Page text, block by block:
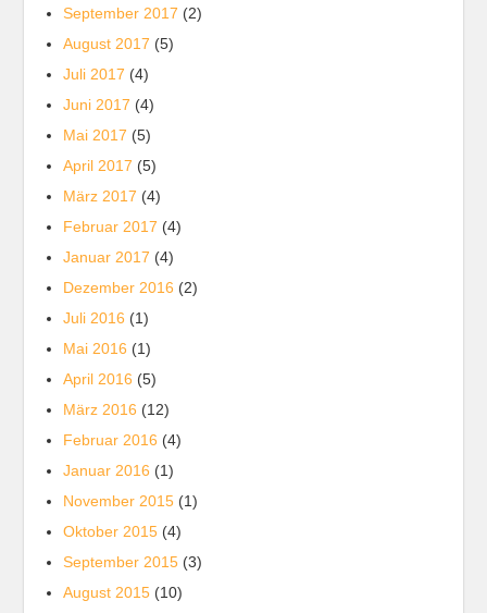
September 2017 (2)
August 2017 (5)
Juli 2017 (4)
Juni 2017 (4)
Mai 2017 (5)
April 2017 (5)
März 2017 (4)
Februar 2017 (4)
Januar 2017 (4)
Dezember 2016 (2)
Juli 2016 (1)
Mai 2016 (1)
April 2016 (5)
März 2016 (12)
Februar 2016 (4)
Januar 2016 (1)
November 2015 (1)
Oktober 2015 (4)
September 2015 (3)
August 2015 (10)